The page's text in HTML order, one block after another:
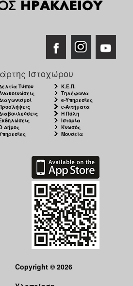
Ιστοχώρου
Τύπου
Δήμος
Κ.Ε.Π.
Τηλέφωνα
e-Υπηρεσίες
e-Αιτήματα
Η Πόλη
Ιστορία
Κνωσός
Μουσεία
Copyright © 2026